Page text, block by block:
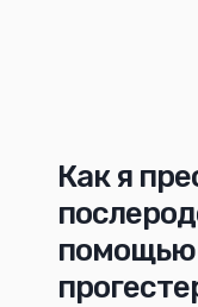
Как я
помощью